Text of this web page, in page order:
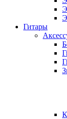
Гитары